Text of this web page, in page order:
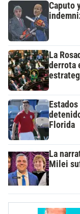
Caputo
La
derrota
Florida
La
Milei